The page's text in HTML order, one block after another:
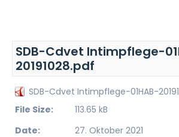
SDB-Cdvet Intimpflege-
20191028.pdf
SDB-Cdvet Intimpflege-01HAB-
File Size:
113.65 kB
Date:
27. Oktober 2021